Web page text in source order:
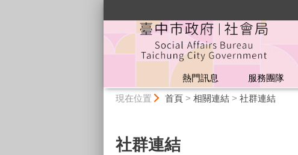
熱門訊息 服務團隊
現在位置 首頁> 相關連結> 社群連結
社群連結